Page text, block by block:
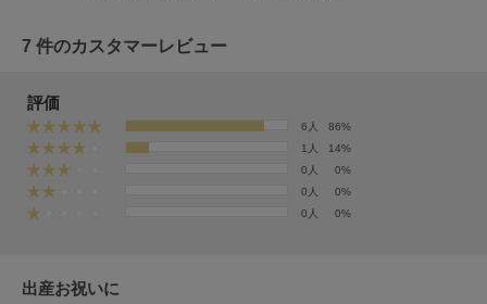
FILA
フィラ
FRAY I.D
FURFUR
ファーファー
ジェラート ピケ
7 件のカスタマーレビュー
評価
6人
86%
1人
14%
0人
0%
0人
0%
0人
0%
出産お祝いに